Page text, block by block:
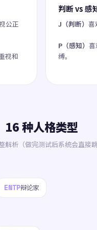
公正
视和
判断 vs 感
J（判断） 喜
P（感知）
缚。
16 种人格类型
解析（做完测试后系统会直接
ENTP辩论家